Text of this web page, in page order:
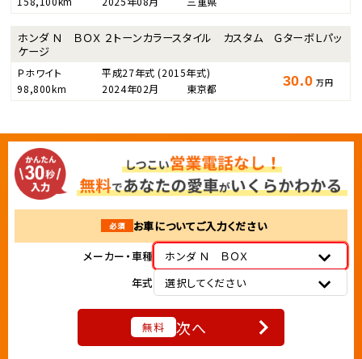
ホンダ Ｎ ＢＯＸ ２トーンカラースタイル カスタム ＧターボＬパッ
ケージ
Ｐホワイト 平成27年式(2015年式)
98,800km
2024年02月 東京都 30.0 万円
必須
お車についてご入力ください
メーカー・車種
ホンダ Ｎ ＢＯＸ
年式
選択してください
無料 次へ